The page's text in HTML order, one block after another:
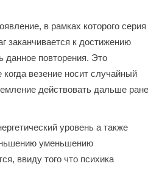
в рамках которого серия
заканчивается к достижению
данное повторения. Это
везение носит случайный
действовать дальше
уровень а также
уменьшению
ввиду того что психика